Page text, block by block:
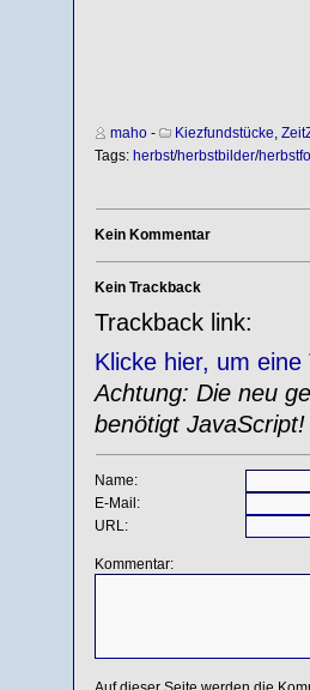
maho- Kiezfundstücke
Tags: herbst/herbstbilder/
Kein Kommentar
Kein Trackback
Trackback link:
Klicke hier, um
Achtung: Die neu
benötigt JavaScript!
Name:
E-Mail:
URL:
Kommentar: